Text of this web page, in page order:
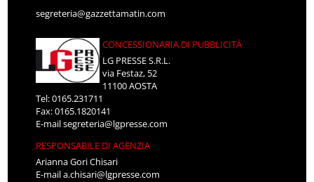
segreteria@gazzettamatin.com
CONCESSIONARIA DI PUBBLICITÀ
LG PRESSE S.R.L.
via Festaz, 52
11100 AOSTA
Tel: 0165.231711
Fax: 0165.1820141
E-mailsegreteria@lgpresse.com
RESPONSABILE DI AGENZIA
Arianna Gori Chisari
E-maila.chisari@lgpresse.com